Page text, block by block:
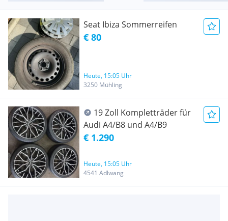
Seat Ibiza Sommerreifen
€ 80
Heute, 15:05 Uhr
3250 Mühling
19 Zoll Kompletträder für
Audi A4/B8 und A4/B9
€ 1.290
Heute, 15:05 Uhr
4541 Adlwang